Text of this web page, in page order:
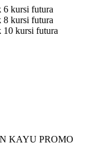
6 kursi futura
8 kursi futura
10 kursi futura